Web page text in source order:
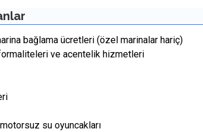
bağlama ücretleri (özel marinalar hariç)
ve acentelik hizmetleri
su oyuncakları